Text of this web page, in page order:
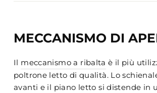
MECCANISMO DI
Il meccanismo a ribalta è il più
poltrone letto di qualità. Lo
avanti e il piano letto si distende in